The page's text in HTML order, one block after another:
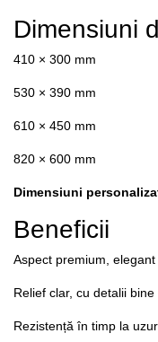
Dimensiuni
410 × 300 mm
530 × 390 mm
610 × 450 mm
820 × 600 mm
Dimensiuni
Beneficii
Aspect premium,
Relief clar, cu detalii
Rezistență în timp la